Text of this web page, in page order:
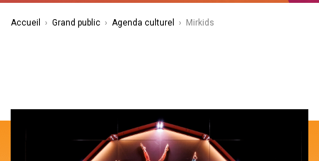
Accueil › Grand public › Agenda culturel › Mirkids